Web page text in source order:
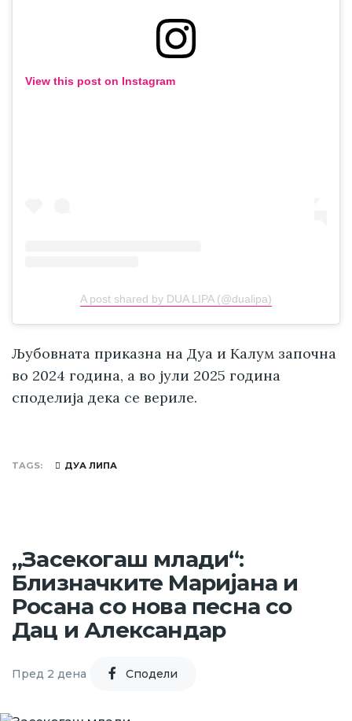
View this post on Instagram
A post shared by DUA LIPA (@dualipa)
Љубовната приказна на Дуа и Калум започна
во 2024 година, а во јули 2025 година
споделија дека се вериле.
TAGS ДУА ЛИПА
„Засекогаш млади“:
Близначките Маријана и
Росана со нова песна со
Дац и Александар
Пред 2 дена Cподели